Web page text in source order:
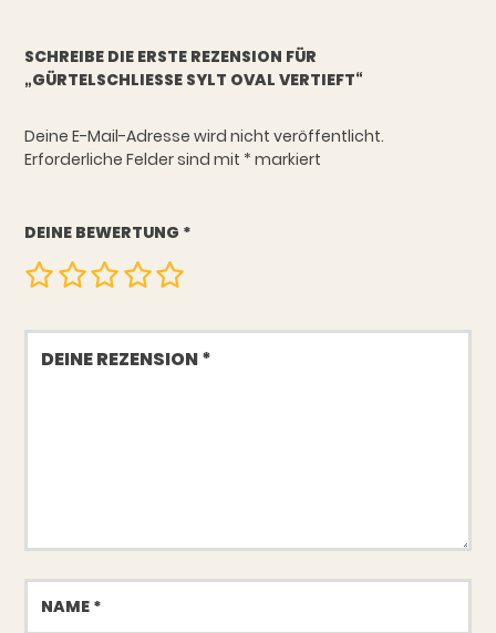
SCHREIBE DIE ERSTE REZENSION FÜR
„GÜRTELSCHLIESSE SYLT OVAL VERTIEFT“
Deine E-Mail-Adresse wird nicht veröffentlicht.
Erforderliche Felder sind mit * markiert
DEINE BEWERTUNG *
Deine
Rezension
Name